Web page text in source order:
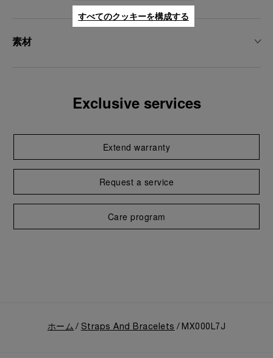
素材
Exclusive services
Extend warranty
Request a service
Care program
ホーム Straps And Bracelets MX000L7J
すべてのクッキーを構成する